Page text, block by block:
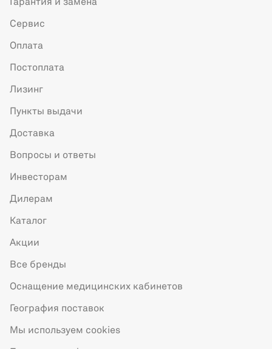
Гарантия и замена
Сервис
Оплата
Постоплата
Лизинг
Пункты выдачи
Доставка
Вопросы и ответы
Инвесторам
Дилерам
Каталог
Акции
Все бренды
Оснащение медицинских кабинетов
География поставок
Мы используем cookies